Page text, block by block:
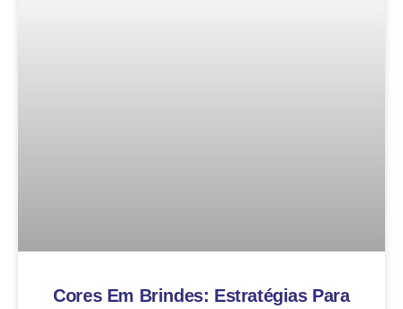
Cores Em Brindes: Estratégias Para